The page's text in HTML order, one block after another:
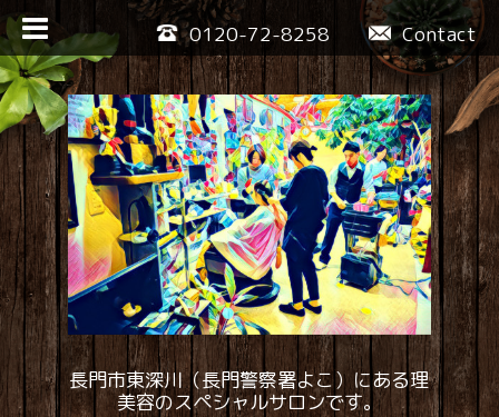
Contact
0120-72-8258
長門市東深川（長門警察署よこ）にある理
美容のスペシャルサロンです。